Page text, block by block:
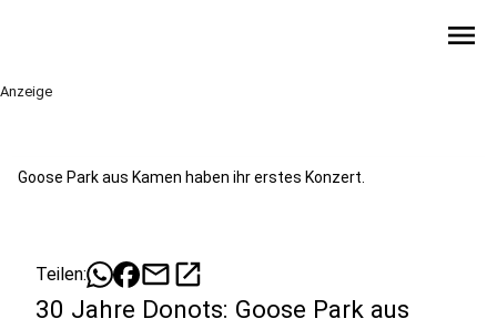
menu
Anzeige
Goose Park aus Kamen haben ihr erstes Konzert.
Teilen: mailopen_in_new
30 Jahre Donots: Goose Park aus